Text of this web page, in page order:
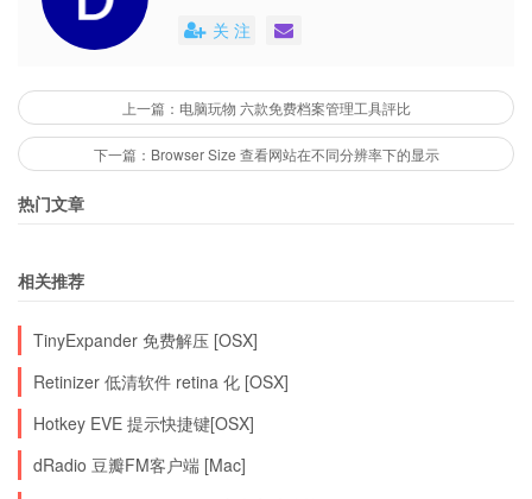
关 注
上一篇：电脑玩物 六款免费档案管理工具評比
下一篇：Browser Size 查看网站在不同分辨率下的显示
热门文章
相关推荐
TinyExpander 免费解压 [OSX]
Retinizer 低清软件 retina 化 [OSX]
Hotkey EVE 提示快捷键[OSX]
dRadio 豆瓣FM客户端 [Mac]